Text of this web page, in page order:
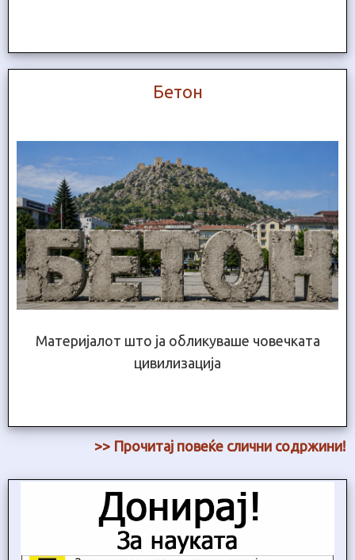
Бетон
Материјалот што ја обликуваше човечката
цивилизација
>> Прочитај повеќе слични содржини!